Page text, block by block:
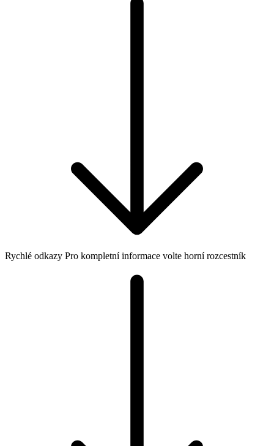
Rychlé odkazy Pro kompletní informace volte horní rozcestník